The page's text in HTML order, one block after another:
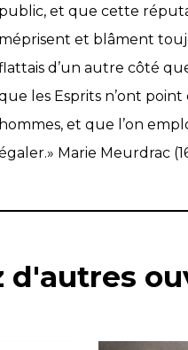
public, et que cette
méprisent et blâment
d’un autre côté
les Esprits n’ont
hommes, et que l’on
Marie Meurdrac
d'autres